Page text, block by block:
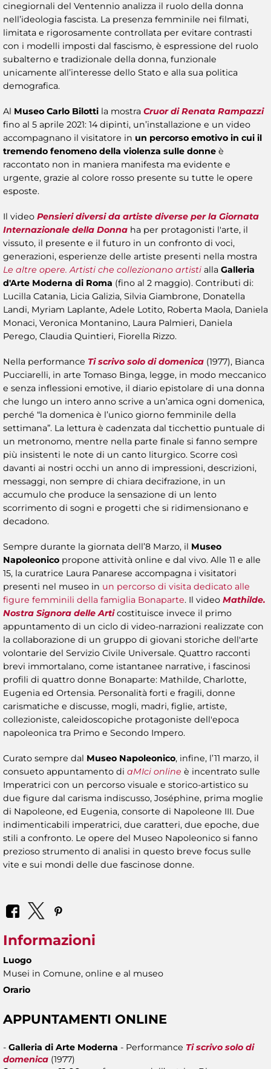
cinegiornali del Ventennio analizza il ruolo della donna
nell’ideologia fascista. La presenza femminile nei filmati,
limitata e rigorosamente controllata per evitare contrasti
con i modelli imposti dal fascismo, è espressione del ruolo
subalterno e tradizionale della donna, funzionale
unicamente all’interesse dello Stato e alla sua politica
demografica.
Al Museo Carlo Bilotti la mostra Cruor di Renata Rampazzi
fino al 5 aprile 2021: 14 dipinti, un’installazione e un video
accompagnano il visitatore in un percorso emotivo in cui il
tremendo fenomeno della violenza sulle donne è
raccontato non in maniera manifesta ma evidente e
urgente, grazie al colore rosso presente su tutte le opere
esposte.
Il video Pensieri diversi da artiste diverse per la Giornata
Internazionale della Donna ha per protagonisti l'arte, il
vissuto, il presente e il futuro in un confronto di voci,
generazioni, esperienze delle artiste presenti nella mostra
Le altre opere. Artisti che collezionano artisti alla Galleria
d'Arte Moderna di Roma (fino al 2 maggio). Contributi di:
Lucilla Catania, Licia Galizia, Silvia Giambrone, Donatella
Landi, Myriam Laplante, Adele Lotito, Roberta Maola, Daniela
Monaci, Veronica Montanino, Laura Palmieri, Daniela
Perego, Claudia Quintieri, Fiorella Rizzo.
Nella performance Ti scrivo solo di domenica (1977), Bianca
Pucciarelli, in arte Tomaso Binga, legge, in modo meccanico
e senza inflessioni emotive, il diario epistolare di una donna
che lungo un intero anno scrive a un’amica ogni domenica,
perché “la domenica è l’unico giorno femminile della
settimana”. La lettura è cadenzata dal ticchettio puntuale di
un metronomo, mentre nella parte finale si fanno sempre
più insistenti le note di un canto liturgico. Scorre così
davanti ai nostri occhi un anno di impressioni, descrizioni,
messaggi, non sempre di chiara decifrazione, in un
accumulo che produce la sensazione di un lento
scorrimento di sogni e progetti che si ridimensionano e
decadono.
Sempre durante la giornata dell’8 Marzo, il Museo
Napoleonico propone attività online e dal vivo. Alle 11 e alle
15, la curatrice Laura Panarese accompagna i visitatori
presenti nel museo in un percorso di visita dedicato alle
figure femminili della famiglia Bonaparte. Il video Mathilde.
Nostra Signora delle Articostituisce invece il primo
appuntamento di un ciclo di video-narrazioni realizzate con
la collaborazione di un gruppo di giovani storiche dell'arte
volontarie del Servizio Civile Universale. Quattro racconti
brevi immortalano, come istantanee narrative, i fascinosi
profili di quattro donne Bonaparte: Mathilde, Charlotte,
Eugenia ed Ortensia. Personalità forti e fragili, donne
carismatiche e discusse, mogli, madri, figlie, artiste,
collezioniste, caleidoscopiche protagoniste dell'epoca
napoleonica tra Primo e Secondo Impero.
Curato sempre dal Museo Napoleonico, infine, l’11 marzo, il
consueto appuntamento di aMIci online è incentrato sulle
Imperatrici con un percorso visuale e storico-artistico su
due figure dal carisma indiscusso, Joséphine, prima moglie
di Napoleone, ed Eugenia, consorte di Napoleone III. Due
indimenticabili imperatrici, due caratteri, due epoche, due
stili a confronto. Le opere del Museo Napoleonico si fanno
prezioso strumento di analisi in questo breve focus sulle
vite e sui mondi delle due fascinose donne.
Informazioni
Luogo
Musei in Comune, online e al museo
Orario
APPUNTAMENTI ONLINE
- Galleria di Arte Moderna - Performance Ti scrivo solo di
domenica (1977)